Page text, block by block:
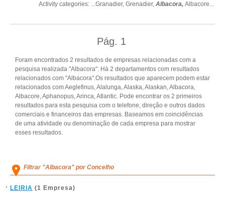
Activity categories: ...Granadier, Grenadier, Albacora, Albacore...
Pág. 1
Foram encontrados 2 resultados de empresas relacionadas com a
pesquisa realizada "Albacora". Há 2 departamentos com resultados
relacionados com "Albacora".Os resultados que aparecem podem estar
relacionados com Aeglefinus, Alalunga, Alaska, Alaskan, Albacora,
Albacore, Aphanopus, Arinca, Atlantic. Pode encontrar os 2 primeiros
resultados para esta pesquisa com o telefone, direção e outros dados
comerciais e financeiros das empresas. Baseamos em coincidências
de uma atividade ou denominação de cada empresa para mostrar
esses resultados.
Filtrar "Albacora" por Concelho
LEIRIA (1 Empresa)